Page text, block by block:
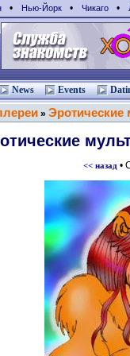
• Нью-Йорк • Чикаго •
News Events
» Эротические
<< назад •